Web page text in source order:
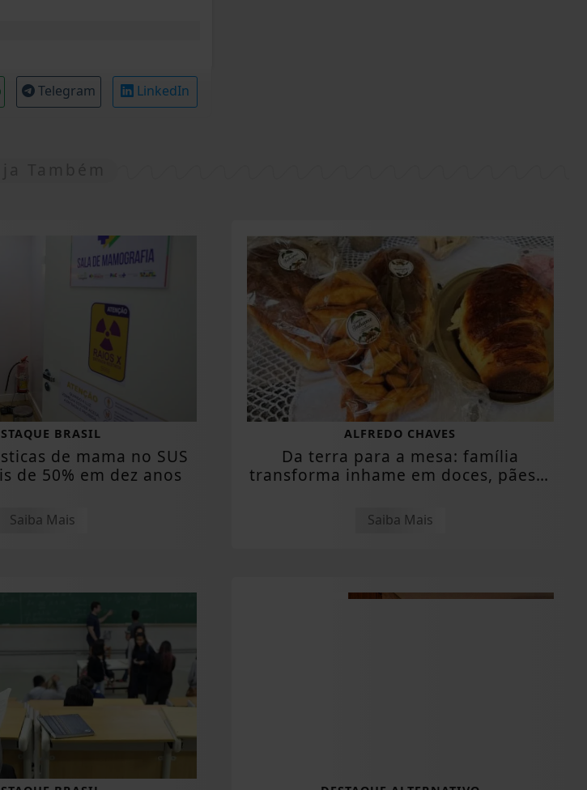
Telegram LinkedIn
BRASIL
de mama no SUS
de 50% em dez anos
Saiba Mais
ALFREDO CHAVES
Da terra para a mesa: família
transforma inhame em doces, pães e
Saiba Mais